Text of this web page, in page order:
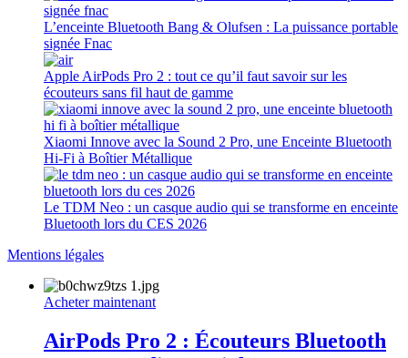
L’enceinte Bluetooth Bang & Olufsen : La puissance portable
signée Fnac
Apple AirPods Pro 2 : tout ce qu’il faut savoir sur les
écouteurs sans fil haut de gamme
Xiaomi Innove avec la Sound 2 Pro, une Enceinte Bluetooth
Hi-Fi à Boîtier Métallique
Le TDM Neo : un casque audio qui se transforme en enceinte
Bluetooth lors du CES 2026
Mentions légales
Acheter maintenant
AirPods Pro 2 : Écouteurs Bluetooth